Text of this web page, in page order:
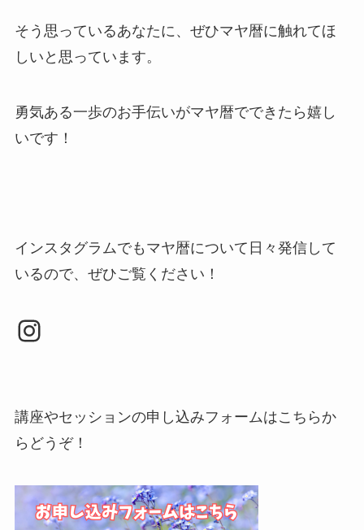
そう思っているあなたに、ぜひマヤ暦に触れてほ
しいと思っています。
勇気ある一歩のお手伝いがマヤ暦でできたら嬉し
いです！
インスタグラムでもマヤ暦について日々発信して
いるので、ぜひご覧ください！
Instagram
講座やセッションの申し込みフォームはこちらか
らどうぞ！